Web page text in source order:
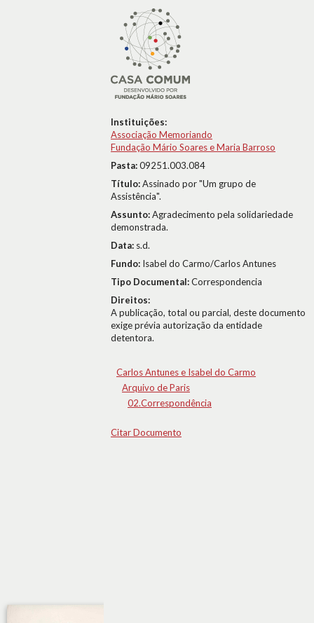
Instituições:
Associação Memoriando
Fundação Mário Soares e Maria Barroso
Pasta:09251.003.084
Título:Assinado por "Um grupo de
Assistência".
Assunto:Agradecimento pela solidariedade
demonstrada.
Data: s.d.
Fundo: Isabel do Carmo/Carlos Antunes
Tipo Documental:Correspondencia
Direitos:
A publicação, total ou parcial, deste documento
exige prévia autorização da entidade
detentora.
Carlos Antunes e Isabel do Carmo
Arquivo de Paris
02.Correspondência
Citar Documento